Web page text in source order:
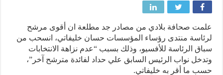
صحافة بلادي من مصادر جد مطلعة ان أقوى مرشح
منتدى رؤساء المؤسسات حسان خليفاتي، انسحب من
الرئاسة للأفسيو، وذلك بسبب “عدم نزاهة الانتخابات
نواب الرئيس السابق علي حداد لفائدة مترشح آخر”،
ما أقر به خليفاتي.